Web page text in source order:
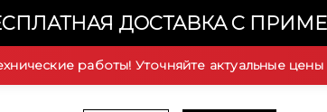
ДОСТАВКА С
работы! Уточняйте актуальные